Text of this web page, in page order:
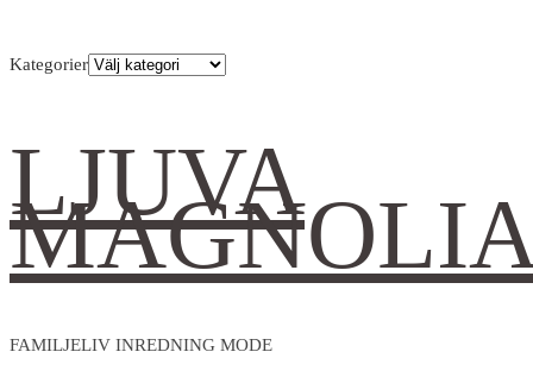
Kategorier
LJUVA
FAMILJELIV INREDNING MODE